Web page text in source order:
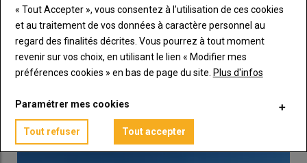
« Tout Accepter », vous consentez à l’utilisation de ces cookies
et au traitement de vos données à caractère personnel au
regard des finalités décrites. Vous pourrez à tout moment
revenir sur vos choix, en utilisant le lien « Modifier mes
préférences cookies » en bas de page du site. Plus d'infos
Paramétrer mes cookies
Tout refuser Tout accepter